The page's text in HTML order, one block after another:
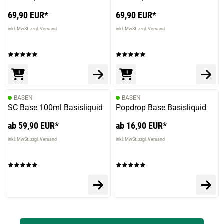
Ist lecker aber nicht ganz was ich erwartet hab
Chris K.
Wieder ein hervorragendes Aroma von DASH
Liquids!\nsowohl der klasse Geschmack als auch die
Ergiebigkeit\nverdienen von meiner Seite die
Bezeichnung \"Premium-Aroma\"
Trustedshops.de
Passt zur Serie, klasse Einzelaroma - von mir eine
69,90 EUR*
inkl. MwSt. zzgl. Versand
69,90 EUR*
inkl. MwSt. zzgl. Versand
BASEN
SC Base 100ml Basisliquid
ab 59,90 EUR*
inkl. MwSt. zzgl. Versand
BASEN
Popdrop Base Basisliquid
ab 16,90 EUR*
inkl. MwSt. zzgl. Versand